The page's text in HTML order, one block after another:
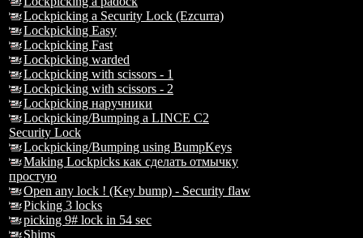
Lockpicking a Security Lock (Ezcurra)
Lockpicking Easy
Lockpicking Fast
Lockpicking warded
Lockpicking with scissors - 1
Lockpicking with scissors - 2
Lockpicking наручники
Lockpicking/Bumping a LINCE C2
Security Lock
Lockpicking/Bumping using BumpKeys
Making Lockpicks как сделать отмычку
простую
Open any lock ! (Key bump) - Security flaw
Picking 3 locks
picking 9# lock in 54 sec
Shims